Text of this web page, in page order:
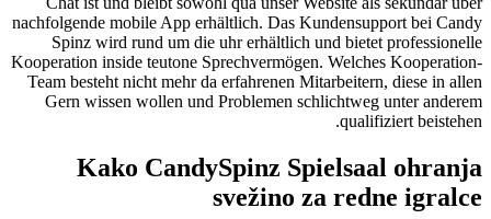
nachfolgende mobile App erhältlich. Das Kundensupport bei Candy
Spinz wird rund um die uhr erhältlich und bietet professionelle
Kooperation inside teutone Sprechvermögen. Welches Kooperation-
Team besteht nicht mehr da erfahrenen Mitarbeitern, diese in allen
Gern wissen wollen und Problemen schlichtweg unter anderem
qualifiziert beistehen.
Kako CandySpinz Spielsaal ohranja
svežino za redne igralce